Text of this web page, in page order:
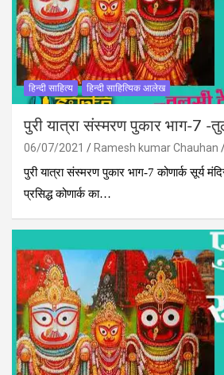
हिन्दी साहित्य हिन्दी साहित्यिक आलेख
पुरी यात्रा संस्मरण पुकार भाग-7 -
06/07/2021 Ramesh kumar Chauhan
पुरी यात्रा संस्मरण पुकार भाग-7 कोणार्क सूर्य
प्रसिद्ध कोणार्क का…